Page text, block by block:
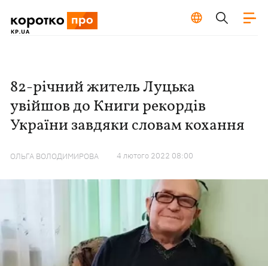
82-річний житель Луцька
увійшов до Книги рекордів
України завдяки словам кохання
ОЛЬГА ВОЛОДИМИРОВА 4 лютого 2022 08:00